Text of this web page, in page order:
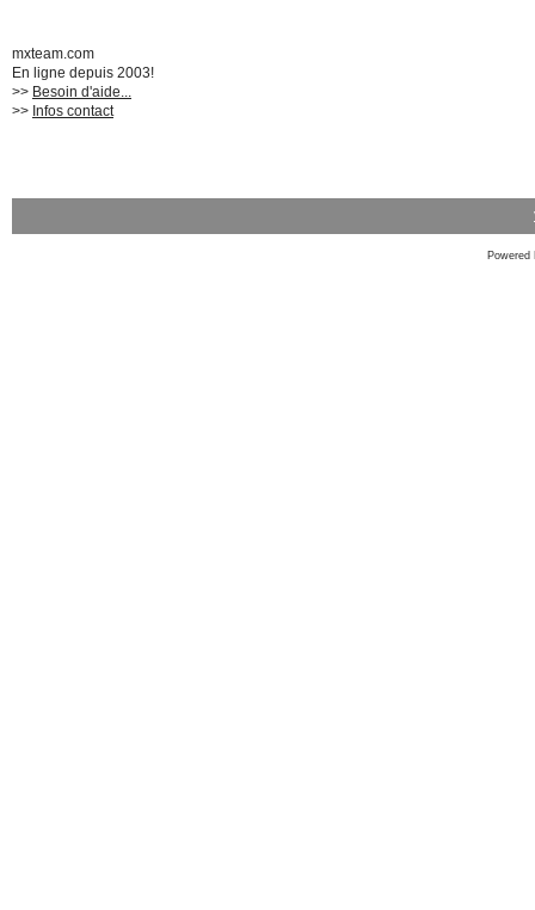
mxteam.com
En ligne depuis 2003!
>> Besoin d'aide...
>> Infos contact